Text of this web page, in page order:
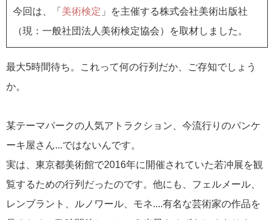
今回は、「 美術検定 」を主催する株式会社美術出版社
（現：一般社団法人美術検定協会​）を取材しました。
最大5時間待ち。これって何の行列だか、ご存知でしょう
か。
某テーマパークの人気アトラクション、今流行りのパンケ
ーキ屋さん...ではないんです。
実は、東京都美術館で2016年に開催されていた若冲展を観
覧するための行列だったのです。他にも、フェルメール、
レンブラント、ルノワール、モネ....有名な芸術家の作品を